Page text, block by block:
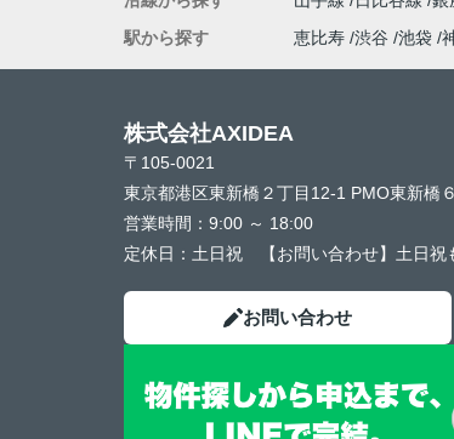
駅から探す
恵比寿 渋谷 池袋
株式会社AXIDEA
〒105-0021
東京都港区東新橋２丁目12-1 PMO東新橋
営業時間： 9:00 ～ 18:00
定休日： 土日祝 【お問い合わせ】土日祝
お問い合わせ